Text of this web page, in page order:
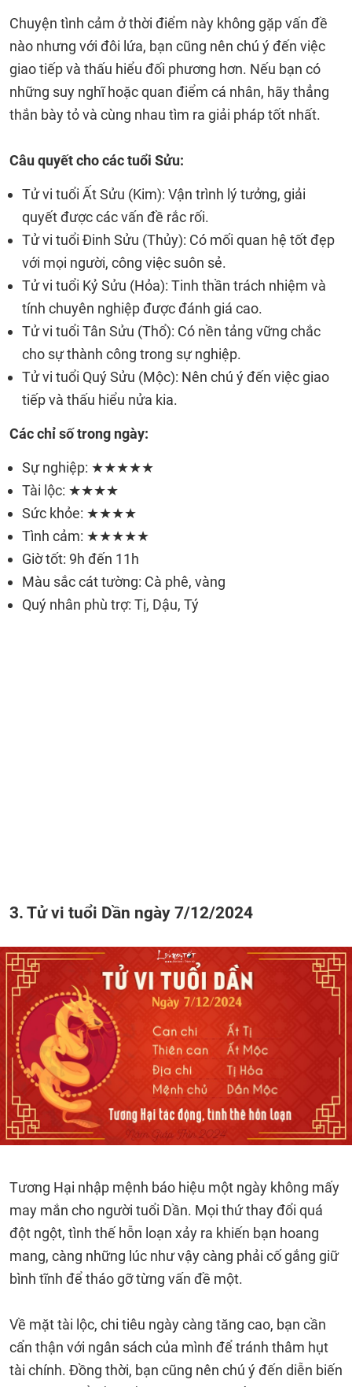
Chuyện tình cảm ở thời điểm này không gặp vấn đề
nào nhưng với đôi lứa, bạn cũng nên chú ý đến việc
giao tiếp và thấu hiểu đối phương hơn. Nếu bạn có
những suy nghĩ hoặc quan điểm cá nhân, hãy thẳng
thắn bày tỏ và cùng nhau tìm ra giải pháp tốt nhất.
Câu quyết cho các tuổi Sửu:
Tử vi tuổi Ất Sửu (Kim): Vận trình lý tưởng, giải
quyết được các vấn đề rắc rối.
Tử vi tuổi Đinh Sửu (Thủy): Có mối quan hệ tốt đẹp
với mọi người, công việc suôn sẻ.
Tử vi tuổi Kỷ Sửu (Hỏa): Tinh thần trách nhiệm và
tính chuyên nghiệp được đánh giá cao.
Tử vi tuổi Tân Sửu (Thổ): Có nền tảng vững chắc
cho sự thành công trong sự nghiệp.
Tử vi tuổi Quý Sửu (Mộc): Nên chú ý đến việc giao
tiếp và thấu hiểu nửa kia.
Các chỉ số trong ngày:
Sự nghiệp: ★★★★★
Tài lộc: ★★★★
Sức khỏe: ★★★★
Tình cảm: ★★★★★
Giờ tốt: 9h đến 11h
Màu sắc cát tường: Cà phê, vàng
Quý nhân phù trợ: Tị, Dậu, Tý
3. Tử vi tuổi Dần ngày 7/12/2024
Tương Hại nhập mệnh báo hiệu một ngày không mấy
may mắn cho người tuổi Dần. Mọi thứ thay đổi quá
đột ngột, tình thế hỗn loạn xảy ra khiến bạn hoang
mang, càng những lúc như vậy càng phải cố gắng giữ
bình tĩnh để tháo gỡ từng vấn đề một.
Về mặt tài lộc, chi tiêu ngày càng tăng cao, bạn cần
cẩn thận với ngân sách của mình để tránh thâm hụt
tài chính. Đồng thời, bạn cũng nên chú ý đến diễn biến